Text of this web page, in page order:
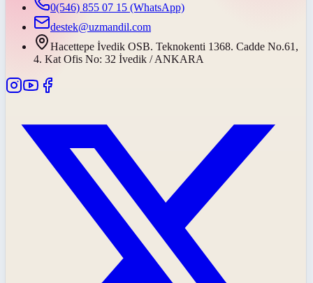
0(546) 855 07 15 (WhatsApp)
destek@uzmandil.com
Hacettepe İvedik OSB. Teknokenti 1368. Cadde No.61,
4. Kat Ofis No: 32 İvedik / ANKARA